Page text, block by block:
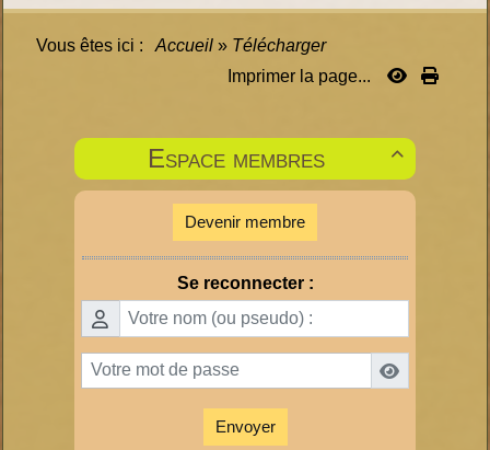
Vous êtes ici : Accueil » Télécharger
Imprimer la page...

Espace membres
Devenir membre
Se reconnecter :
Envoyer